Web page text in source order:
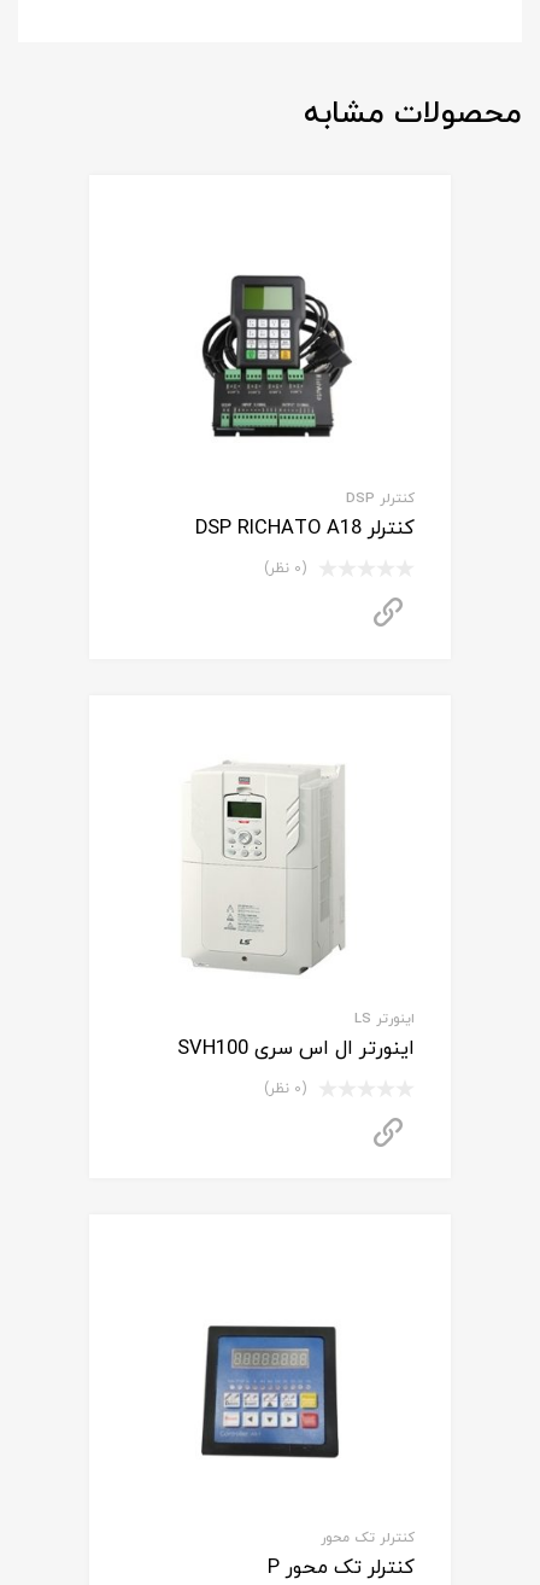
محصولات مشابه
کنترلر DSP
کنترلر DSP RICHATO A18
(0 نظر)
اینورتر LS
اینورتر ال اس سری SVH100
(0 نظر)
کنترلر تک محور
کنترلر تک محور P